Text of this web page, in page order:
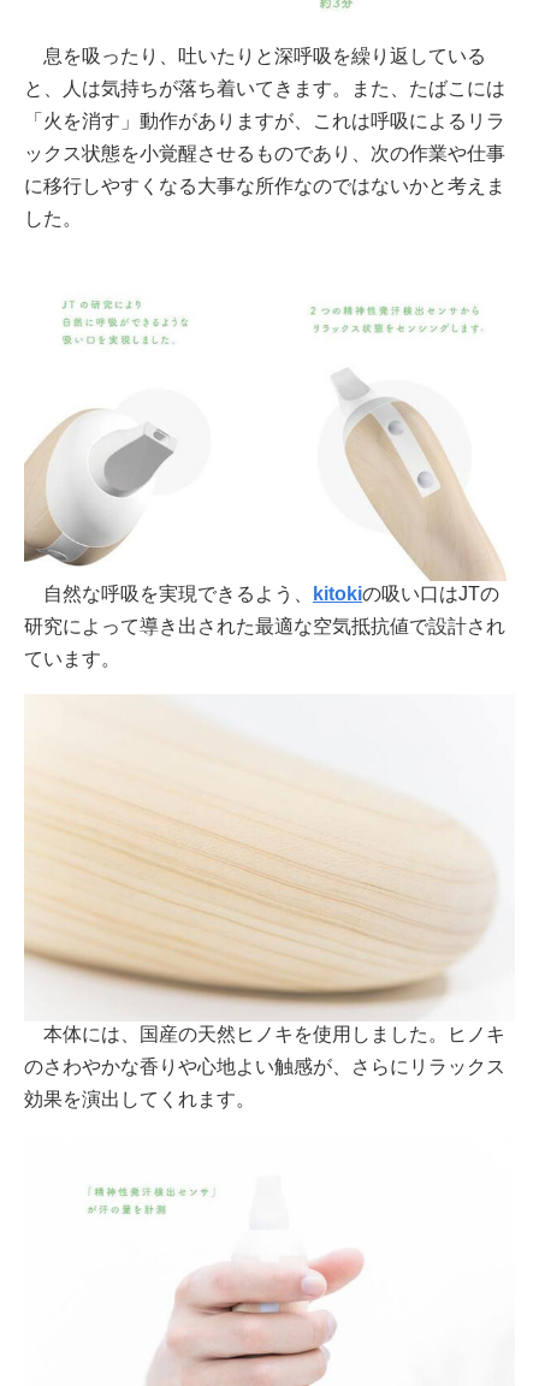
息を吸ったり、吐いたりと深呼吸を繰り返している
と、人は気持ちが落ち着いてきます。また、たばこには
「火を消す」動作がありますが、これは呼吸によるリラ
ックス状態を小覚醒させるものであり、次の作業や仕事
に移行しやすくなる大事な所作なのではないかと考えま
した。
自然な呼吸を実現できるよう、 kitokiの吸い口はJTの
研究によって導き出された最適な空気抵抗値で設計され
ています。
本体には、国産の天然ヒノキを使用しました。ヒノキ
のさわやかな香りや心地よい触感が、さらにリラックス
効果を演出してくれます。